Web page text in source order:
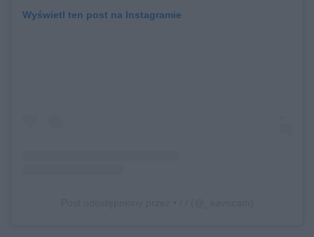
Wyświetl ten post na Instagramie